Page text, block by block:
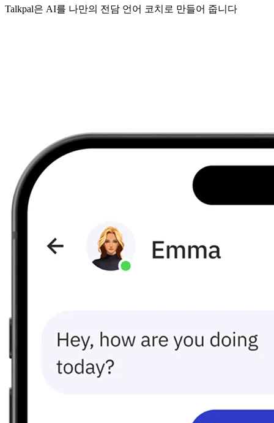
Talkpal은 AI를 나만의 전담 언어 코치로 만들어 줍니다